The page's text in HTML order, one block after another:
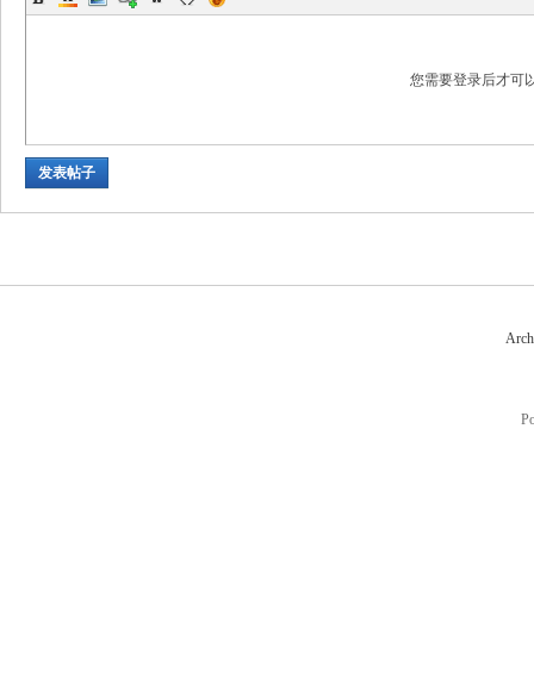
您需要登录后才可
发表帖子